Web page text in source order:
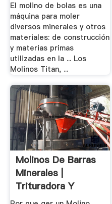
El molino de bolas es una
máquina para moler
diversos minerales y otros
materiales: de construcción
y materias primas
utilizadas en la ... Los
Molinos Titan, ...
Molinos De Barras
Minerales |
Trituradora Y
Molinos